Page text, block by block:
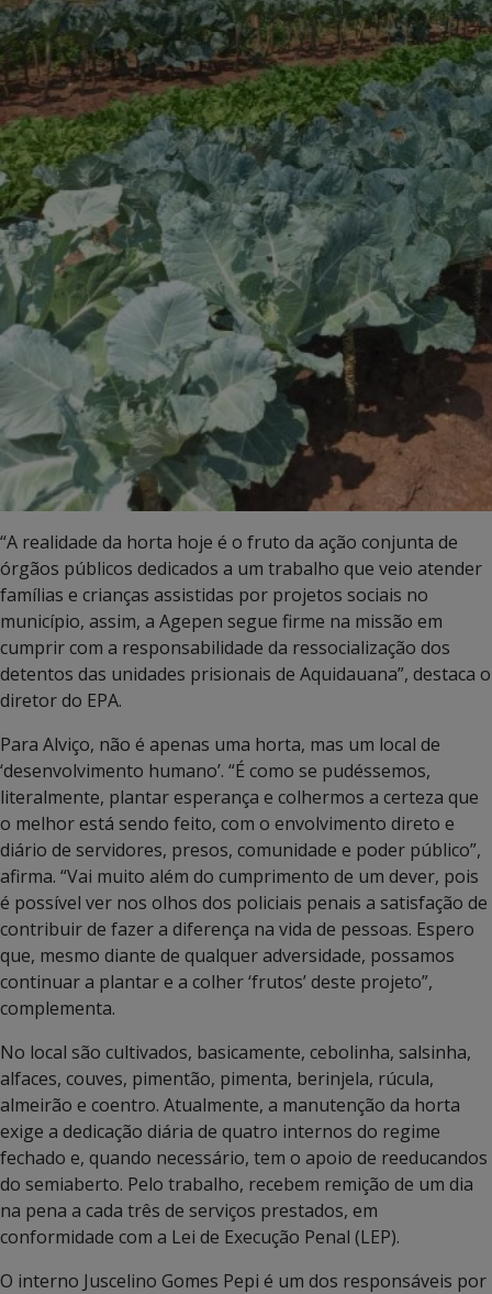
“A realidade da horta hoje é o fruto da ação conjunta de
órgãos públicos dedicados a um trabalho que veio atender
famílias e crianças assistidas por projetos sociais no
município, assim, a Agepen segue firme na missão em
cumprir com a responsabilidade da ressocialização dos
detentos das unidades prisionais de Aquidauana”, destaca o
diretor do EPA.
Para Alviço, não é apenas uma horta, mas um local de
‘desenvolvimento humano’. “É como se pudéssemos,
literalmente, plantar esperança e colhermos a certeza que
o melhor está sendo feito, com o envolvimento direto e
diário de servidores, presos, comunidade e poder público”,
afirma. “Vai muito além do cumprimento de um dever, pois
é possível ver nos olhos dos policiais penais a satisfação de
contribuir de fazer a diferença na vida de pessoas. Espero
que, mesmo diante de qualquer adversidade, possamos
continuar a plantar e a colher ‘frutos’ deste projeto”,
complementa.
No local são cultivados, basicamente, cebolinha, salsinha,
alfaces, couves, pimentão, pimenta, berinjela, rúcula,
almeirão e coentro. Atualmente, a manutenção da horta
exige a dedicação diária de quatro internos do regime
fechado e, quando necessário, tem o apoio de reeducandos
do semiaberto. Pelo trabalho, recebem remição de um dia
na pena a cada três de serviços prestados, em
conformidade com a Lei de Execução Penal (LEP).
O interno Juscelino Gomes Pepi é um dos responsáveis por